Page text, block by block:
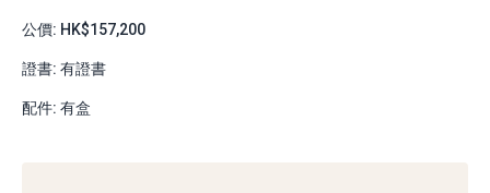
公價: HK$157,200
證書: 有證書
配件: 有盒